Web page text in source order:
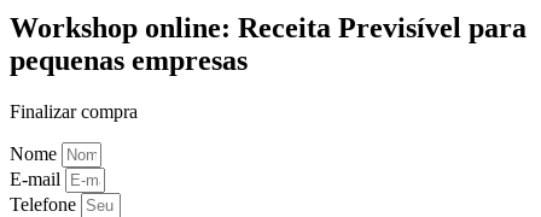
Workshop online: Receita Previsível para
pequenas empresas
Finalizar compra
Nome
E-mail
Telefone